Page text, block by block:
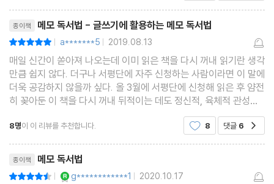
4장 | 독서 마인드맵으로 생각을 확장하다
평생 써먹는 인생의 무기
마인드맵 기초 사용법
마인드맵으로 쉽게 끝내는 책 요약
새로운 독서의 장이 열린다
독서 노트에는 없는 독서 마인드맵의 장점
week 4 독서 마인드맵 만들기
5장 | 메모 독서의 완성, 글쓰기
종이책 메모 독서법 - 글쓰기에 활용하는 메모 독서법
| a*******5 | 2019.08.13
매일 신간이 쏟아져 나오는데 이미 읽은 책을 다시 꺼내 읽기란 생각
만큼 쉽지 않다. 더구나 서평단에 자주 신청하는 사람이라면 이 말에
더욱 공감하지 않을까 싶다. 올 3월에 서평단에 신청해 읽은 후 얌전
히 꽂아둔 이 책을 다시 꺼내 뒤적이는 데도 정신적, 육체적 관성을
깨는 의지가 필요했다. 다시 찾아 읽으며 '아, 이렇게 쉬운 걸 그땐
왜 어렵게 느꼈지?' 하고 느낀 부분이 바
8명이 이 리뷰를 추천합니다. 8 댓글 6
종이책 메모 독서법
| g************1 | 2020.10.17